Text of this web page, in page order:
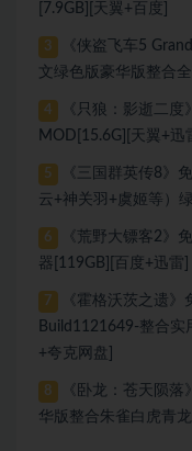
[7.9GB][天翼+百度]
3
《侠盗飞车5
文绿色版豪华版整合
4
《只狼：影逝二
MOD[15.6G][天翼+迅
5
《三国群英传8》
云+神关羽+虞姬等）
6
《荒野大镖客2》
器[119GB][百度+迅雷]
7
《霍格沃茨之遗
Build1121649-整合实
+夸克网盘]
8
《卧龙：苍天陨
华版整合朱雀白虎青